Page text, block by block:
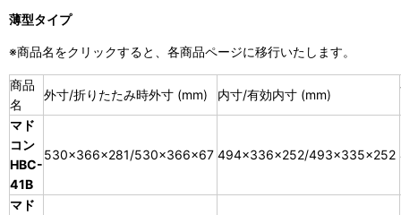
薄型タイプ
※商品名をクリックすると、各商品ページに移行いたします。
商品
名
外寸/折りたたみ時外寸 (mm) 内寸/有効内寸 (mm)
マド
コン
HBC-
41B
530×366×281/530×366×67 494×336×252/493×335×252
マド